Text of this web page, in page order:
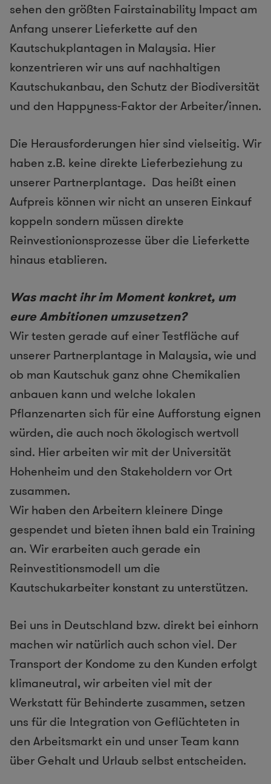
sehen den größten Fairstainability Impact am
Anfang unserer Lieferkette auf den
Kautschukplantagen in Malaysia. Hier
konzentrieren wir uns auf nachhaltigen
Kautschukanbau, den Schutz der Biodiversität
und den Happyness-Faktor der Arbeiter/innen.
Die Herausforderungen hier sind vielseitig. Wir
haben z.B. keine direkte Lieferbeziehung zu
unserer Partnerplantage. Das heißt einen
Aufpreis können wir nicht an unseren Einkauf
koppeln sondern müssen direkte
Reinvestionionsprozesse über die Lieferkette
hinaus etablieren.
Was macht ihr im Moment konkret, um
eure Ambitionen umzusetzen?
Wir testen gerade auf einer Testfläche auf
unserer Partnerplantage in Malaysia, wie und
ob man Kautschuk ganz ohne Chemikalien
anbauen kann und welche lokalen
Pflanzenarten sich für eine Aufforstung eignen
würden, die auch noch ökologisch wertvoll
sind. Hier arbeiten wir mit der Universität
Hohenheim und den Stakeholdern vor Ort
zusammen.
Wir haben den Arbeitern kleinere Dinge
gespendet und bieten ihnen bald ein Training
an. Wir erarbeiten auch gerade ein
Reinvestitionsmodell um die
Kautschukarbeiter konstant zu unterstützen.
Bei uns in Deutschland bzw. direkt bei einhorn
machen wir natürlich auch schon viel. Der
Transport der Kondome zu den Kunden erfolgt
klimaneutral, wir arbeiten viel mit der
Werkstatt für Behinderte zusammen, setzen
uns für die Integration von Geflüchteten in
den Arbeitsmarkt ein und unser Team kann
über Gehalt und Urlaub selbst entscheiden.